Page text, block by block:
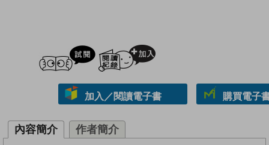
試閲
加入／閱讀電子書 購買電子
內容簡介 作者簡介